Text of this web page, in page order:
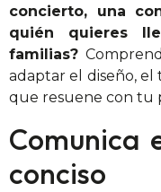
concierto, una
quién quieres
familias?
adaptar el diseño, el
que resuene con tu
Comunica
conciso